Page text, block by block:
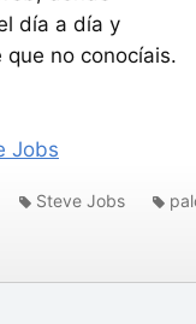
día a día y
no conocíais.
Jobs
Steve Jobs